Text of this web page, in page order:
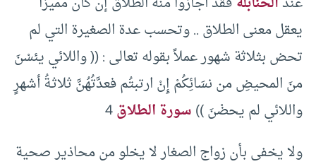
يعقل معنى الطلاق .. وتحسب عدة الصغيرة التي لم
تحض بثلاثة شهور عملاً بقوله تعالى : (( واللائي يئسْنَ
منَ المحيضِ من نسَائِكُمْ إِنْ ارتبتُم فعدَّتُهُنَّ ثلاثـةُ أشهرٍ
واللائي لم يحضْنَ ))سورة الطلاق
ولا يخفى بأن زواج الصغار لا يخلو من محاذير صحية